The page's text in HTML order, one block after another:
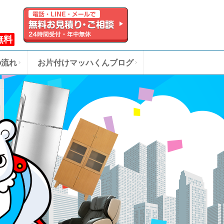
料
れ お片付けマッハくんブログ